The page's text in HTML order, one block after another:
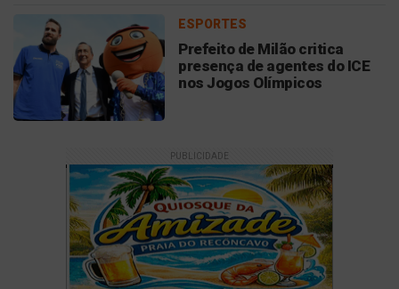
ESPORTES
Prefeito de Milão critica
presença de agentes do ICE
nos Jogos Olímpicos
PUBLICIDADE